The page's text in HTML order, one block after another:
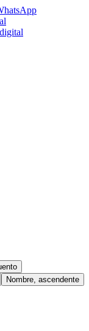
Nombre, ascendente